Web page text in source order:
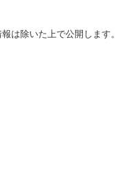
は除いた上で公開します。